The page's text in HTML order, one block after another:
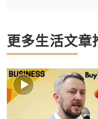
更多生活文章